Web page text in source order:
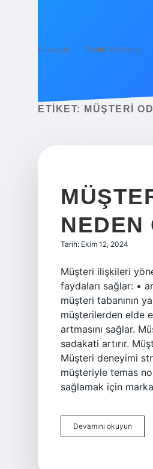
Anasayfa Gizlilik Politikası
ETIKET: MÜŞTERI
NEDEN
Tarih: Ekim 12, 2024
Müşteri ilişkileri
faydaları sağlar: •
müşteri tabanının
müşterilerden elde
artmasını sağlar.
sadakati artırır.
Müşteri deneyimi
müşteriyle temas
sağlamak için
Devamını okuyun